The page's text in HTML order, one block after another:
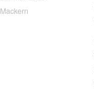
Mackern